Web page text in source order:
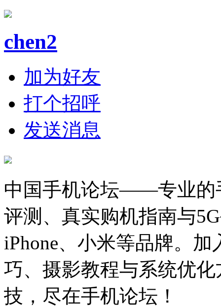
chen2
加为好友
打个招呼
发送消息
中国手机论坛——专业的
评测、真实购机指南与
iPhone、小米等品牌。
巧、摄影教程与系统优
技，尽在手机论坛！